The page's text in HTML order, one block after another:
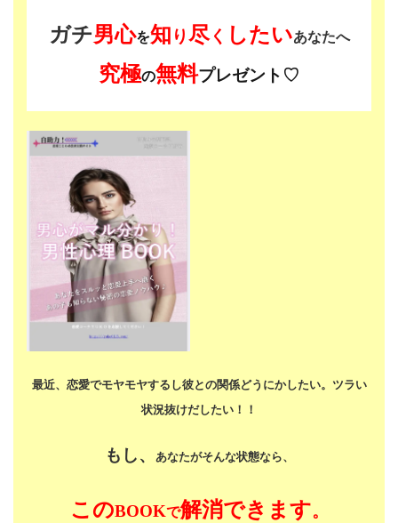
ガチ男心を知 り尽く したいあなたへ
究極の無料プレゼント♡
最近、恋愛でモヤモヤするし彼との関係どうにかしたい。 ツラい
状況抜けだしたい！！
もし、 あなたがそんな状態なら、
このBOOKで解消できます。